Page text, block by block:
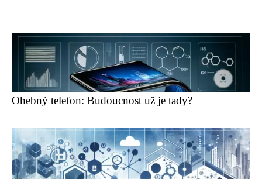
Ohebný telefon: Budoucnost už je tady?